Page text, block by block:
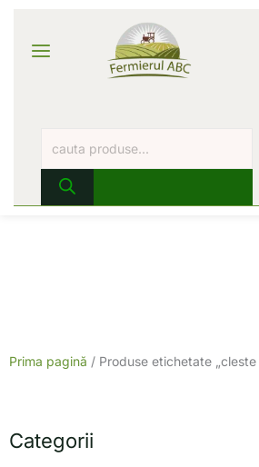
contentMenu
Prima pagină / Produse etichetate
Categorii